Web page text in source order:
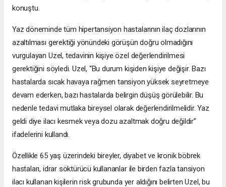
konuştu.
Yaz döneminde tüm hipertansiyon hastalarının ilaç dozlarının
azaltılması gerektiği yönündeki görüşün doğru olmadığını
vurgulayan Uzel, tedavinin kişiye özel değerlendirilmesi
gerektiğini söyledi. Uzel, “Bu durum kişiden kişiye değişir. Bazı
hastalarda sıcak havaya rağmen tansiyon yüksek seyretmeye
devam ederken, bazı hastalarda belirgin düşüş görülebilir. Bu
nedenle tedavi mutlaka bireysel olarak değerlendirilmelidir. Yaz
geldi diye ilacı kesmek veya dozu azaltmak doğru değildir”
ifadelerini kullandı.
Özellikle 65 yaş üzerindeki bireyler, diyabet ve kronik böbrek
hastaları, idrar söktürücü kullananlar ile birden fazla tansiyon
ilacı kullanan kişilerin risk grubunda yer aldığını belirten Uzel, bu